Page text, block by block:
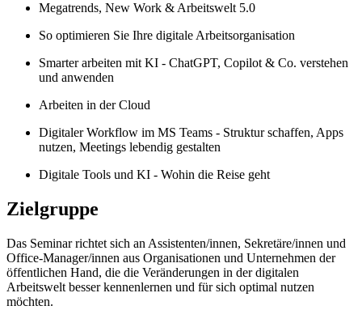
Megatrends, New Work & Arbeitswelt 5.0
So optimieren Sie Ihre digitale Arbeitsorganisation
Smarter arbeiten mit KI - ChatGPT, Copilot & Co. verstehen
und anwenden
Arbeiten in der Cloud
Digitaler Workflow im MS Teams - Struktur schaffen, Apps
nutzen, Meetings lebendig gestalten
Digitale Tools und KI - Wohin die Reise geht
Zielgruppe
Das Seminar richtet sich an Assistenten/innen, Sekretäre/innen und
Office-Manager/innen aus Organisationen und Unternehmen der
öffentlichen Hand, die die Veränderungen in der digitalen
Arbeitswelt besser kennenlernen und für sich optimal nutzen
möchten.